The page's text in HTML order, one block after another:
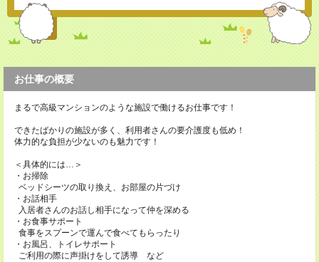
お仕事の概要
まるで高級マンションのような施設で働けるお仕事です！
できたばかりの施設が多く、利用者さんの要介護度も低め！
体力的な負担が少ないのも魅力です！
＜具体的には…＞
・お掃除
ベッドシーツの取り換え、お部屋の片づけ
・お話相手
入居者さんのお話し相手になって仲を深める
・お食事サポート
食事をスプーンで運んで食べてもらったり
・お風呂、トイレサポート
ご利用の際に声掛けをして誘導 など